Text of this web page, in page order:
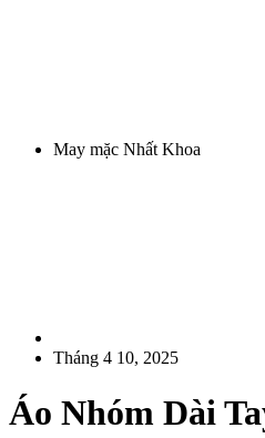
May mặc Nhất Khoa
Tháng 4 10, 2025
Áo Nhóm Dài